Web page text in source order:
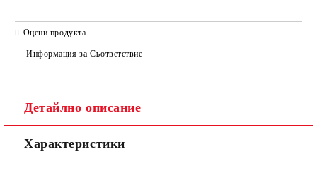
Съгласен съм с
Ние ще се свържем с вас в рамките на работния ден.
Оцени продукта
Информация за Съответствие
Детайлно описание
Характеристики